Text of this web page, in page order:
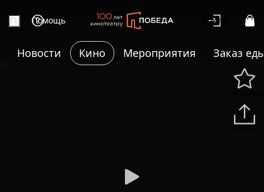
Помощь Войти
Новости Кино Мероприятия Заказ